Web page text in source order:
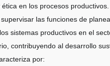
en los procesos
las funciones de
sistemas productivos en el
contribuyendo al desarrollo
por: